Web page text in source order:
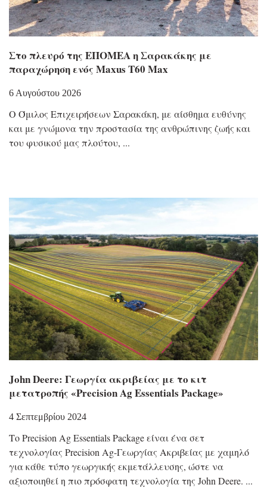
Στο πλευρό της ΕΠΟΜΕΑ η Σαρακάκης με
παραχώρηση ενός Maxus T60 Max
6 Αυγούστου 2026
Ο Όμιλος Επιχειρήσεων Σαρακάκη, με αίσθημα ευθύνης
και με γνώμονα την προστασία της ανθρώπινης ζωής και
του φυσικού μας πλούτου,
John Deere: Γεωργία ακριβείας με το κιτ
μετατροπής «Precision Ag Essentials Package»
4 Σεπτεμβρίου 2024
Το Precision Ag Essentials Package είναι ένα σετ
τεχνολογίας Precision Ag-Γεωργίας Ακριβείας με χαμηλό
για κάθε τύπο γεωργικής εκμετάλλευσης, ώστε να
αξιοποιηθεί η πιο πρόσφατη τεχνολογία της John Deere.